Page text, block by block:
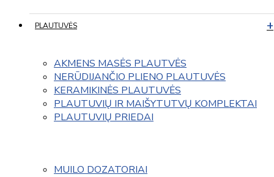
PLAUTUVĖS
AKMENS MASĖS PLAUTVĖS
NERŪDIJANČIO PLIENO PLAUTUVĖS
KERAMIKINĖS PLAUTUVĖS
PLAUTUVIŲ IR MAIŠYTUTVŲ KOMPLEKTAI
PLAUTUVIŲ PRIEDAI
MUILO DOZATORIAI